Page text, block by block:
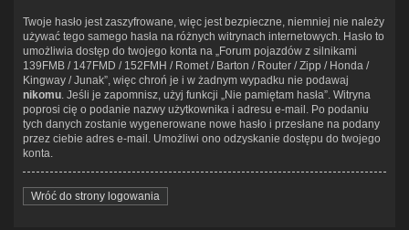
Twoje hasło jest zaszyfrowane, więc jest bezpieczne, niemniej nie należy
używać tego samego hasła na różnych witrynach internetowych. Hasło to
umożliwia dostęp do twojego konta na „Forum pojazdów z silnikami
139FMB / 147FMD / 152FMH / Romet / Barton / Router / Zipp / Honda /
Kingway / Junak”, więc chroń je i w żadnym wypadku nie podawaj
nikomu. Jeśli je zapomnisz, użyj funkcji „Nie pamiętam hasła”. Witryna
poprosi cię o podanie nazwy użytkownika i adresu e-mail. Po podaniu
tych danych zostanie wygenerowane nowe hasło i przesłane na podany
przez ciebie adres e-mail. Umożliwi ono odzyskanie dostępu do twojego
konta.
Wróć do strony logowania